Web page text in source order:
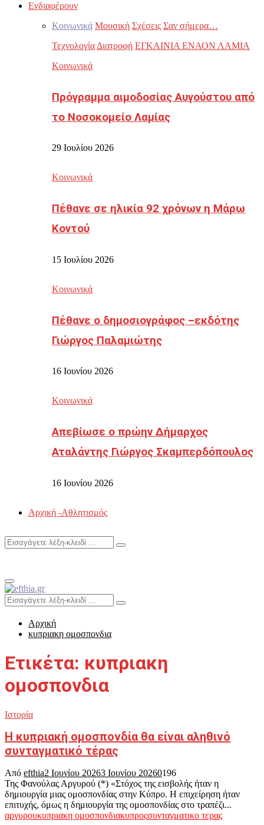
Ενδιαφέρουν
Κοινωνικά Μουσική Σχέσεις Σαν σήμερα…
Τεχνολογία Διατροφή ΕΓΚΑΙΝΙΑ ΕΝΑΟΝ ΛΑΜΙΑ
Κοινωνικά
Πρόγραμμα αιμοδοσίας Αυγούστου από
το Νοσοκομείο Λαμίας
29 Ιουλίου 2026
Κοινωνικά
Πέθανε σε ηλικία 92 χρόνων η Μάρω
Κοντού
15 Ιουλίου 2026
Κοινωνικά
Πέθανε ο δημοσιογράφος –εκδότης
Γιώργος Παλαμιώτης
16 Ιουνίου 2026
Κοινωνικά
Απεβίωσε ο πρώην Δήμαρχος
Αταλάντης Γιώργος Σκαμπερδόπουλος
16 Ιουνίου 2026
Αρχική -Αθλητισμός
Search
Search
Primary
Menu
Search
for:
Search
Αρχική
κυπριακη ομοσπονδια
Ετικέτα: κυπριακη
ομοσπονδια
Ιστορία
Η κυπριακή ομοσπονδία θα είναι αληθινό
συνταγματικό τέρας
Από efthia2 Ιουνίου 20263 Ιουνίου 20260196
Της Φανούλας Αργυρού (*) «Στόχος της εισβολής ήταν η
δημιουργία μιας ομοσπονδίας στην Κύπρο. Η επιχείρηση ήταν
επιτυχής, όμως η δημιουργία της ομοσπονδίας στο τραπέζι...
αργυρουκυπριακη ομοσπονδιακυπροςσυνταγματικο τερας